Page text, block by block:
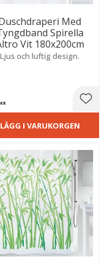
Med
Spirella
Vit 180x200cm
Ljus och luftig design.
KR
LÄGG I VARUKORGEN